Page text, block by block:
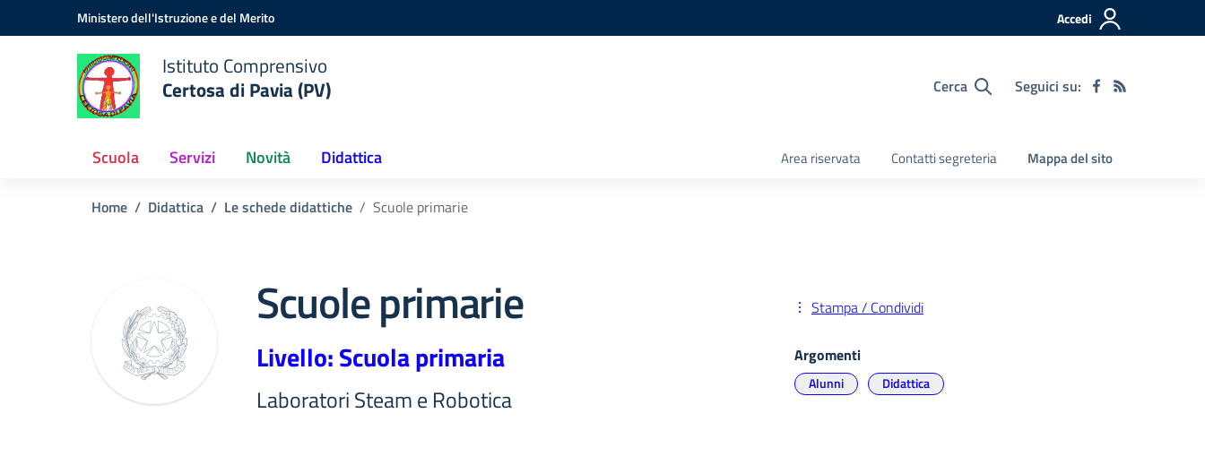
Vai ai contenuti
Vai al menu di navigazioneMinistero dell'Istruzione e del Merito Accedi
Istituto Comprensivo
Certosa di Pavia (PV)
Cerca Seguici su:
Scuola Servizi Novità Didattica Area riservata Contatti segreteria Mappa del sito
Home Didattica Le schede didattiche Scuole primarie
Scuole primarie
Livello: Scuola primaria
Laboratori Steam e Robotica
Stampa / Condividi
Argomenti
Alunni Didattica